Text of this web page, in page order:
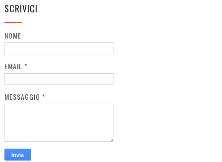
SCRIVICI
NOME
EMAIL *
MESSAGGIO *